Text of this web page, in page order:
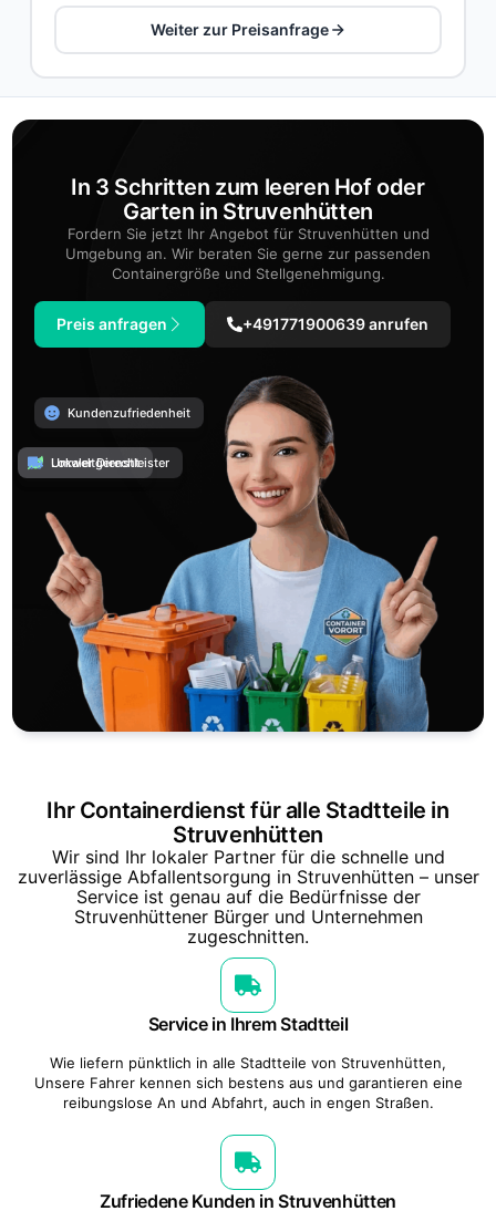
Weiter zur Preisanfrage
In 3 Schritten zum leeren Hof oder
Garten in Struvenhütten
Fordern Sie jetzt Ihr Angebot für Struvenhütten und
Umgebung an. Wir beraten Sie gerne zur passenden
Containergröße und Stellgenehmigung.
Preis anfragen +491771900639 anrufen
Kundenzufriedenheit
Umweltgerecht
Lokaler Dienstleister
Ihr Containerdienst für alle Stadtteile in
Struvenhütten
Wir sind Ihr lokaler Partner für die schnelle und
zuverlässige Abfallentsorgung in Struvenhütten – unser
Service ist genau auf die Bedürfnisse der
Struvenhüttener Bürger und Unternehmen
zugeschnitten.
Service in Ihrem Stadtteil
Wie liefern pünktlich in alle Stadtteile von Struvenhütten,
Unsere Fahrer kennen sich bestens aus und garantieren eine
reibungslose An und Abfahrt, auch in engen Straßen.
Zufriedene Kunden in Struvenhütten